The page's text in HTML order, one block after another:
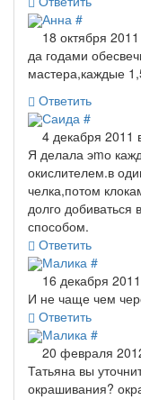
Анна #
18 октября
да годами
мастера,каждые
Ответить
Саида #
4 декабря 2011
Я делала эmо
окислителем.в
челка,потом
долго добиваться
способом.
Ответить
Малика #
16 декабря
И не чаще чем
Ответить
Малика #
20 февраля
Татьяна вы
окрашивания?